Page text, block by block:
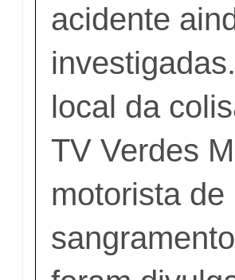
acidente
local da
TV Verdes
motorista